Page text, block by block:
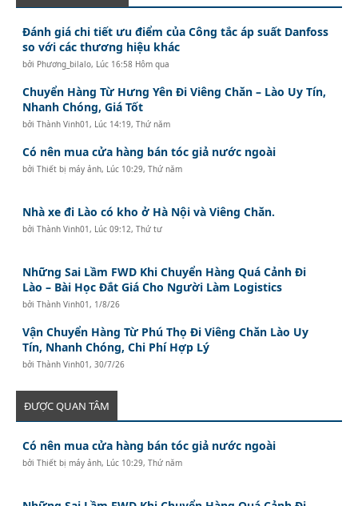
Đánh giá chi tiết ưu điểm của Công tắc áp suất Danfoss
so với các thương hiệu khác
bởi Phương_bilalo, Lúc 16:58 Hôm qua
Chuyển Hàng Từ Hưng Yên Đi Viêng Chăn – Lào Uy Tín,
Nhanh Chóng, Giá Tốt
bởiThành Vinh01 , Lúc 14:19, Thứ năm
Có nên mua cửa hàng bán tóc giả nước ngoài
bởiThiết bị máy ảnh, Lúc 10:29, Thứ năm
Nhà xe đi Lào có kho ở Hà Nội và Viêng Chăn.
bởiThành Vinh01 , Lúc 09:12, Thứ tư
Những Sai Lầm FWD Khi Chuyển Hàng Quá Cảnh Đi
Lào – Bài Học Đắt Giá Cho Người Làm Logistics
bởiThành Vinh01 , 1/8/26
Vận Chuyển Hàng Từ Phú Thọ Đi Viêng Chăn Lào Uy
Tín, Nhanh Chóng, Chi Phí Hợp Lý
bởiThành Vinh01 ,30/7/26
ĐƯỢC QUAN TÂM
Có nên mua cửa hàng bán tóc giả nước ngoài
bởiThiết bị máy ảnh, Lúc 10:29, Thứ năm